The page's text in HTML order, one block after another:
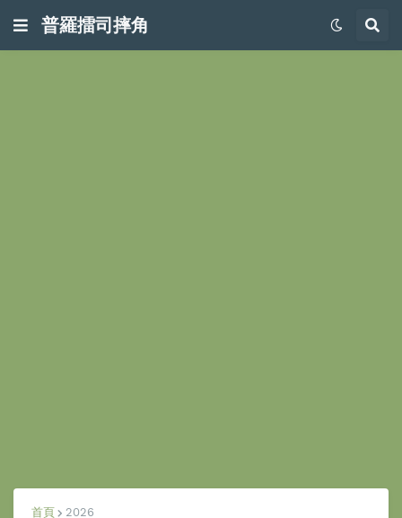
普羅擂司摔角
首頁 2026